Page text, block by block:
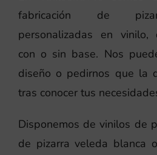
fabricación de
personalizadas en vinilo,
con o sin base. Nos
diseño o pedirnos que la
tras conocer tus
Disponemos de vinilos de
de pizarra veleda blanca